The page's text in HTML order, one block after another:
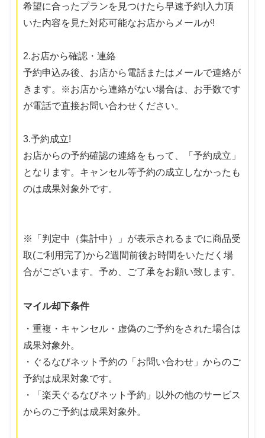
希望に合ったプランを見つけたら早速予約!入力頂
いた内容を見た対応可能なお店からメールが!
2.お店から確認・連絡
予約申込み後、お店から電話またはメールで連絡が
きます。※お店から連絡がない場合は、お手数です
が電話で直接お問い合わせください。
3.予約成立!
お店からの予約確認の連絡をもって、「予約成立」
となります。キャンセル等予約の成立しなかったも
のは成果対象外です。
※「判定中（集計中）」が表示されるまでに商品受
取(ご利用完了)から2週間前後お時間をいただく場
合がございます。予め、ご了承をお願い致します。
マイル却下条件
・重複・キャンセル・虚偽のご予約をされた場合は
成果対象外。
・ぐるなびネット予約の「お問い合わせ」からのご
予約は成果対象です。
・「楽天ぐるなびネット予約」以外の他のサービス
からのご予約は成果対象外。